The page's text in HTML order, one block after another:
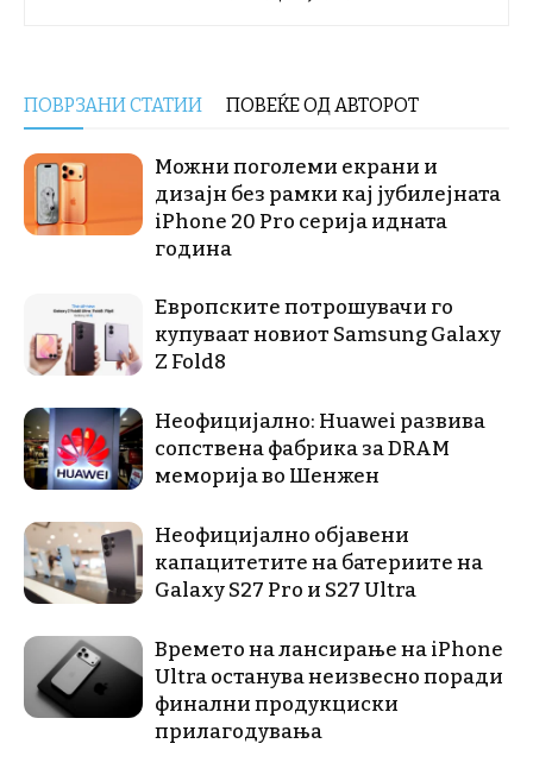
ПОВРЗАНИ СТАТИИ ПОВЕЌЕ ОД АВТОРОТ
Можни поголеми екрани и
дизајн без рамки кај јубилејната
iPhone 20 Pro серија идната
година
Европските потрошувачи го
купуваат новиот Samsung Galaxy
Z Fold8
Неофицијално: Huawei развива
сопствена фабрика за DRAM
меморија во Шенжен
Неофицијално објавени
капацитетите на батериите на
Galaxy S27 Pro и S27 Ultra
Времето на лансирање на iPhone
Ultra останува неизвесно поради
финални продукциски
прилагодувања